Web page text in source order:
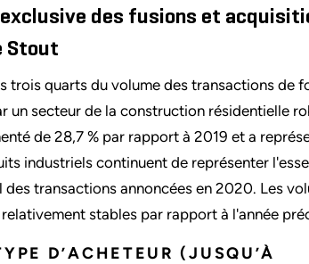
des fusions et
Stout
trois quarts du volume des transactions de
un secteur de la construction résidentielle
de 28,7 % par rapport à 2019 et a
industriels continuent de représenter
transactions annoncées en 2020. Les
stables par rapport à l'année
D’ACHETEUR (JUSQU’À